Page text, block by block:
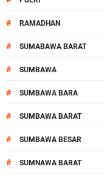
# RAMADHAN
# SUMABAWA BARAT
# SUMBAWA
# SUMBAWA BARA
# SUMBAWA BARAT
# SUMBAWA BESAR
# SUMNAWA BARAT